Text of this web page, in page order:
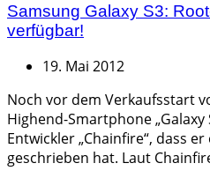
Samsung Galaxy S3:
verfügbar!
19. Mai 2012
Noch vor dem Verkaufsstart
Highend-Smartphone „Galaxy
Entwickler „Chainfire“, dass
geschrieben hat. Laut